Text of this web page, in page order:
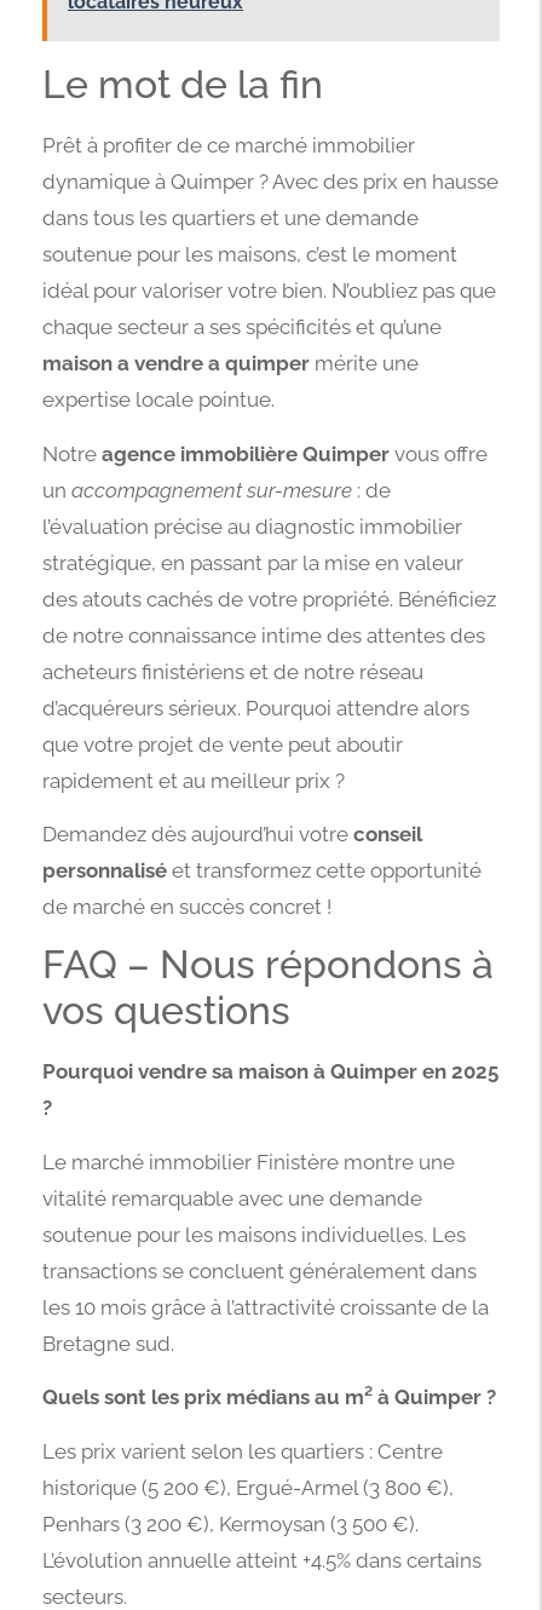
Le mot de la fin
Prêt à profiter de ce marché immobilier
dynamique à Quimper ? Avec des prix en hausse
dans tous les quartiers et une demande
soutenue pour les maisons, c’est le moment
idéal pour valoriser votre bien. N’oubliez pas que
chaque secteur a ses spécificités et qu’une
maison a vendre a quimper mérite une
expertise locale pointue.
Notre agence immobilière Quimper vous offre
un accompagnement sur-mesure : de
l’évaluation précise au diagnostic immobilier
stratégique, en passant par la mise en valeur
des atouts cachés de votre propriété. Bénéficiez
de notre connaissance intime des attentes des
acheteurs finistériens et de notre réseau
d’acquéreurs sérieux. Pourquoi attendre alors
que votre projet de vente peut aboutir
rapidement et au meilleur prix ?
Demandez dès aujourd’hui votre conseil
personnalisé et transformez cette opportunité
de marché en succès concret !
FAQ – Nous répondons à
vos questions
Pourquoi vendre sa maison à Quimper en 2025
?
Le marché immobilier Finistère montre une
vitalité remarquable avec une demande
soutenue pour les maisons individuelles. Les
transactions se concluent généralement dans
les 10 mois grâce à l’attractivité croissante de la
Bretagne sud.
Quels sont les prix médians au m² à Quimper ?
Les prix varient selon les quartiers : Centre
historique (5 200 €), Ergué-Armel (3 800 €),
Penhars (3 200 €), Kermoysan (3 500 €).
L’évolution annuelle atteint +4.5% dans certains
secteurs.